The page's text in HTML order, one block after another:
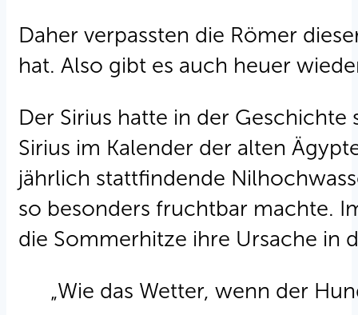
Daher verpassten die Römer
hat. Also gibt es auch heuer
Der Sirius hatte in der
Sirius im Kalender der alten
jährlich stattfindende
so besonders fruchtbar machte.
die Sommerhitze ihre Ursache in
„Wie das Wetter, wenn der